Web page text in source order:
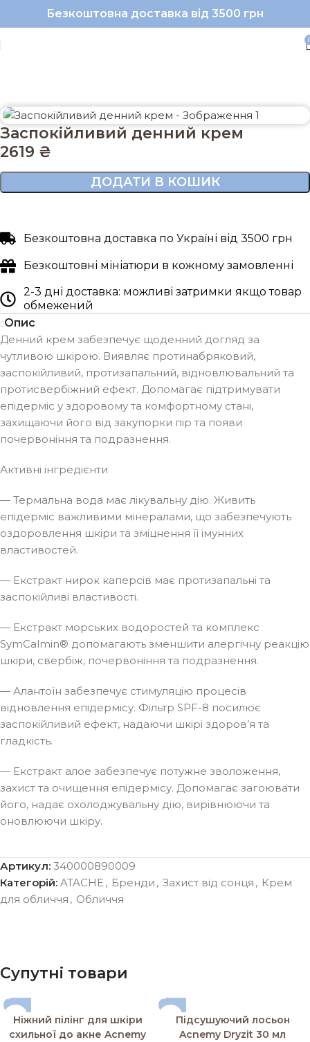
Безкоштовна доставка від 3500 грн
Заспокійливий денний крем
2619 ₴
ДОДАТИ В КОШИК
Безкоштовна доставка по Україні від 3500 грн
Безкоштовні мініатюри в кожному замовленні
2-3 дні доставка: можливі затримки якщо товар
обмежений
Опис
Денний крем забезпечує щоденний догляд за
чутливою шкірою. Виявляє протинабряковий,
заспокійливий, протизапальний, відновлювальний та
протисвербіжний ефект. Допомагає підтримувати
епідерміс у здоровому та комфортному стані,
захищаючи його від закупорки пір та появи
почервоніння та подразнення.
Активні інгредієнти
— Термальна вода має лікувальну дію. Живить
епідерміс важливими мінералами, що забезпечують
оздоровлення шкіри та зміцнення її імунних
властивостей.
— Екстракт нирок каперсів має протизапальні та
заспокійливі властивості.
— Екстракт морських водоростей та комплекс
SymCalmin® допомагають зменшити алергічну реакцію
шкіри, свербіж, почервоніння та подразнення.
— Алантоїн забезпечує стимуляцію процесів
відновлення епідермісу. Фільтр SPF-8 посилює
заспокійливий ефект, надаючи шкірі здоров’я та
гладкість.
— Екстракт алое забезпечує потужне зволоження,
захист та очищення епідермісу. Допомагає загоювати
його, надає охолоджувальну дію, вирівнюючи та
оновлюючи шкіру.
Артикул: 340000890009
Категорій: ATACHE, Бренди , Захист від сонця , Крем
для обличчя , Обличчя
Супутні товари
Ніжний пілінг для шкіри
схильної до акне Acnemy
Підсушуючий лосьон
Acnemy Dryzit 30 мл